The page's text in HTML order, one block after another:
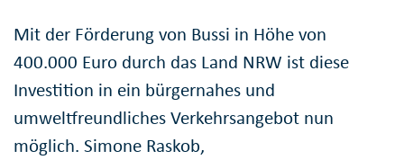
Mit der Förderung von Bussi in Höhe von
400.000 Euro durch das Land NRW ist diese
Investition in ein bürgernahes und
umweltfreundliches Verkehrsangebot nun
möglich. Simone Raskob,